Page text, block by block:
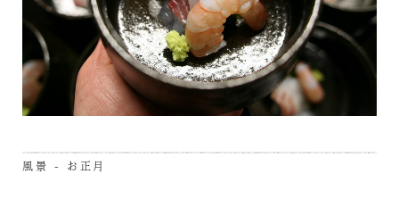
風景 - お正月